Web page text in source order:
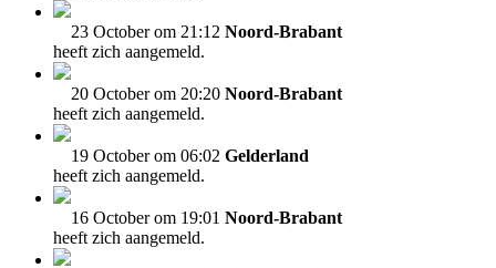
23 October om 21:12 Noord-Brabant
heeft zich aangemeld.
20 October om 20:20 Noord-Brabant
heeft zich aangemeld.
19 October om 06:02 Gelderland
heeft zich aangemeld.
16 October om 19:01 Noord-Brabant
heeft zich aangemeld.